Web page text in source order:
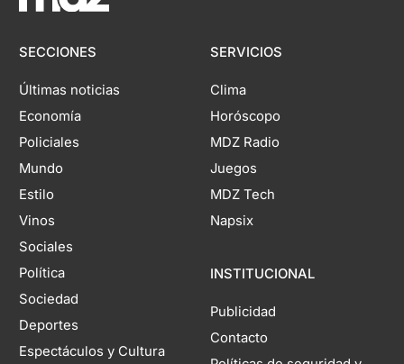
SECCIONES
Últimas noticias
Economía
Policiales
Mundo
Estilo
Vinos
Sociales
Política
Sociedad
Deportes
Espectáculos y Cultura
SERVICIOS
Clima
Horóscopo
MDZ Radio
Juegos
MDZ Tech
Napsix
INSTITUCIONAL
Publicidad
Contacto